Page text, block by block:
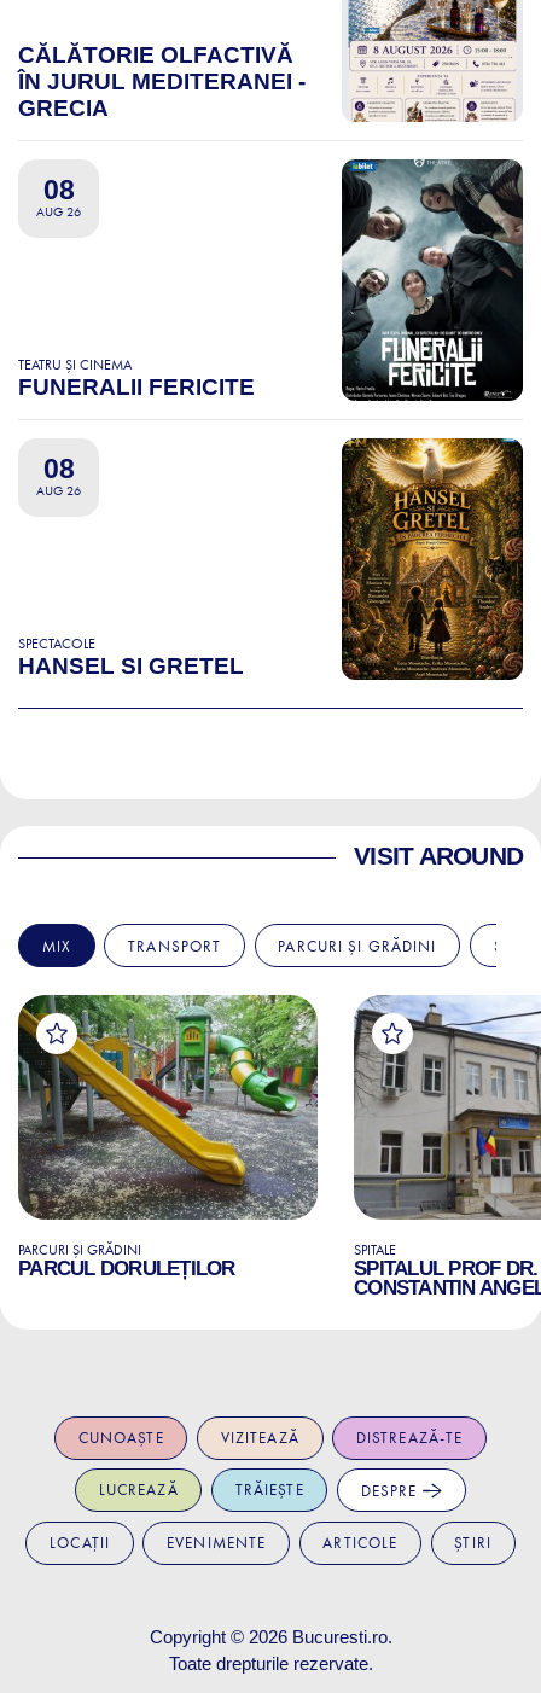
CĂLĂTORIE OLFACTIVĂ
ÎN JURUL MEDITERANEI -
GRECIA
08
AUG 26
TEATRU ȘI CINEMA
FUNERALII FERICITE
08
AUG 26
SPECTACOLE
HANSEL SI GRETEL
VISIT AROUND
MIX TRANSPORT PARCURI ȘI GRĂDINI
PARCURI ȘI GRĂDINI
PARCUL DORULEȚILOR
SPITALE
SPITALUL PROF DR.
CONSTANTIN
CUNOAȘTE VIZITEAZĂ DISTREAZĂ-TE
LUCREAZĂ TRĂIEȘTE DESPRE
LOCAȚII EVENIMENTE ARTICOLE ȘTIRI
Copyright © 2026 Bucuresti.ro.
Toate drepturile rezervate.